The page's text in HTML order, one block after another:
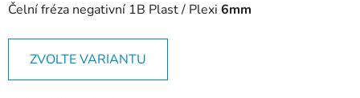
Čelní fréza negativní 1B Plast / Plexi 6mm
ZVOLTE VARIANTU